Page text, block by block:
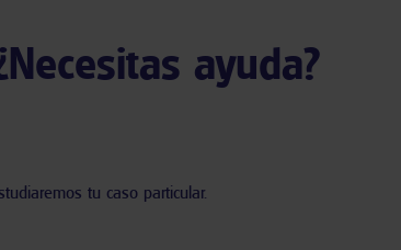
ayuda?
tu caso particular.